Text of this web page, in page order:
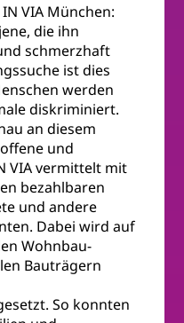
VIA München:
die ihn
schmerzhaft
ist dies
werden
diskriminiert.
an diesem
und
VIA vermittelt mit
bezahlbaren
und andere
Dabei wird auf
Wohnbau-
Bauträgern
So konnten